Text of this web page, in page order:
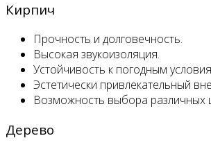
Кирпич
Прочность и долговечность.
Высокая звукоизоляция.
Устойчивость к погодным
Эстетически привлекательный
Возможность выбора различных
Дерево